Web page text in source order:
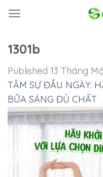
1301b
Published 13 Tháng
TÂM SỰ ĐẦU NGÀY:
BỮA SÁNG ĐỦ CHẤT